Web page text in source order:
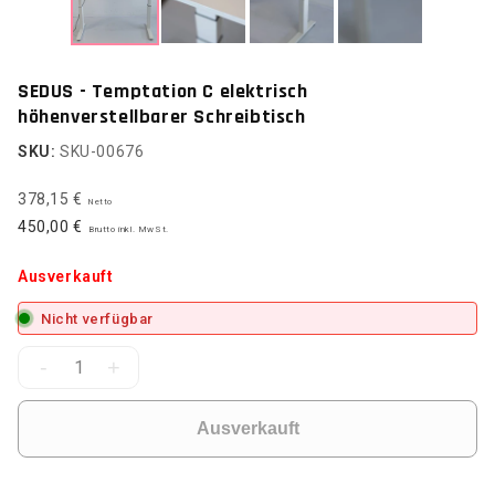
SEDUS - Temptation C elektrisch
höhenverstellbarer Schreibtisch
SKU: SKU-00676
378,15 € Netto
450,00 € Brutto inkl. MwSt.
Ausverkauft
Nicht verfügbar
- +
Ausverkauft